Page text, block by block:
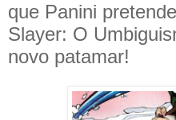
que Panini
Slayer: O
novo patamar!